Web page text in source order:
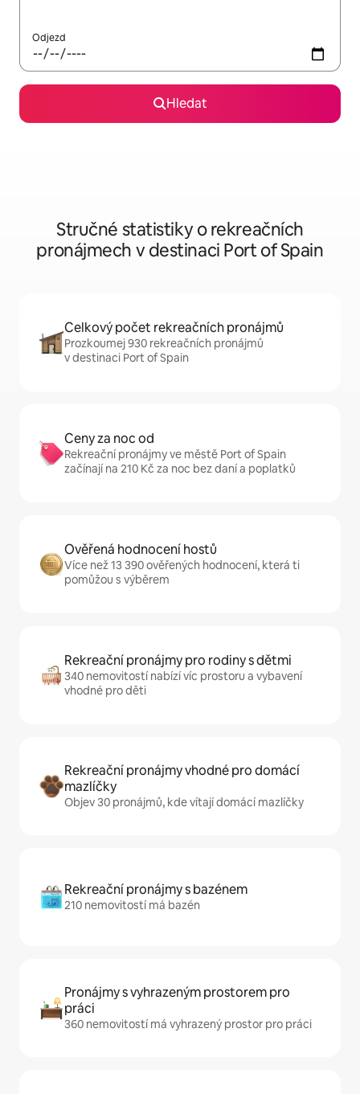
Odjezd
Hledat
Stručné statistiky o rekreačních
pronájmech v destinaci Port of Spain
Celkový počet rekreačních pronájmů
Prozkoumej 930 rekreačních pronájmů
v destinaci Port of Spain
Ceny za noc od
Rekreační pronájmy ve městě Port of Spain
začínají na 210 Kč za noc bez daní a poplatků
Ověřená hodnocení hostů
Více než 13 390 ověřených hodnocení, která ti
pomůžou s výběrem
Rekreační pronájmy pro rodiny s dětmi
340 nemovitostí nabízí víc prostoru a vybavení
vhodné pro děti
Rekreační pronájmy vhodné pro domácí
mazlíčky
Objev 30 pronájmů, kde vítají domácí mazlíčky
Rekreační pronájmy s bazénem
210 nemovitostí má bazén
Pronájmy s vyhrazeným prostorem pro
práci
360 nemovitostí má vyhrazený prostor pro práci